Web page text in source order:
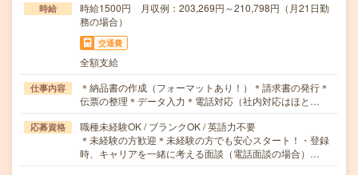
時給
時給1500円 月収例：203,269円～210,798円（月21日勤
務の場合）
交通費
全額支給
仕事内容
＊納品書の作成（フォーマットあり！）＊請求書の発行＊
伝票の整理＊データ入力＊電話対応（社内対応はほと…
応募資格
職種未経験OK / ブランクOK / 英語力不要
＊未経験の方歓迎＊未経験の方でも安心スタート！・登録
時、キャリアを一緒に考える面談（電話面談の場合）…